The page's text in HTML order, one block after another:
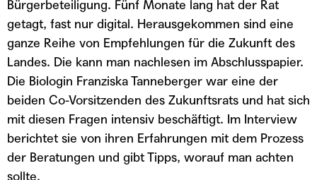
Bürgerbeteiligung. Fünf Monate lang hat der Rat
getagt, fast nur digital. Herausgekommen sind eine
ganze Reihe von Empfehlungen für die Zukunft des
Landes. Die kann man nachlesen im Abschlusspapier.
Die Biologin Franziska Tanneberger war eine der
beiden Co-Vorsitzenden des Zukunftsrats und hat sich
mit diesen Fragen intensiv beschäftigt. Im Interview
berichtet sie von ihren Erfahrungen mit dem Prozess
der Beratungen und gibt Tipps, worauf man achten
sollte.